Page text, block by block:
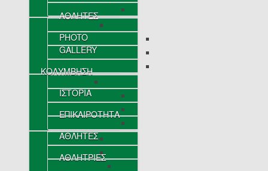
ΑΘΛΗΤΕΣ
PHOTO
GALLERY
ΚΟΛΥΜΒΗΣΗ
ΙΣΤΟΡΙΑ
ΕΠΙΚΑΙΡΟΤΗΤΑ
ΑΘΛΗΤΕΣ
ΑΘΛΗΤΡΙΕΣ